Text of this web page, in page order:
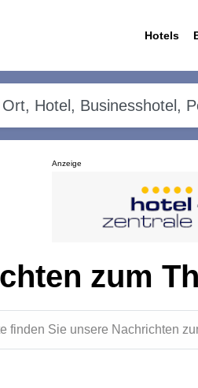
Hotels
Anzeige
zum
finden Sie unsere Nachrichten